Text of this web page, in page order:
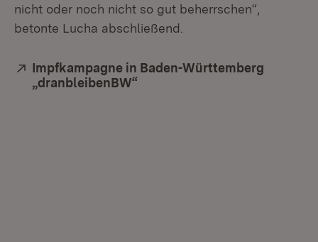
nicht oder noch nicht so gut beherrschen“,
betonte Lucha abschließend.
Extern:
Impfkampagne in Baden-Württemberg
„dranbleibenBW“